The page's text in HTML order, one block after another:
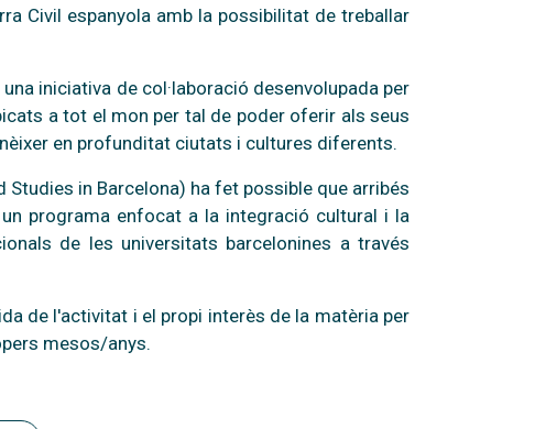
Civil espanyola amb la possibilitat de treballar
iniciativa de col·laboració desenvolupada per
a tot el mon per tal de poder oferir als seus
en profunditat ciutats i cultures diferents.
in Barcelona) ha fet possible que arribés
programa enfocat a la integració cultural i la
de les universitats barcelonines a través
de l'activitat i el propi interès de la matèria per
mesos/anys.